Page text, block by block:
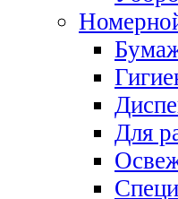
Для